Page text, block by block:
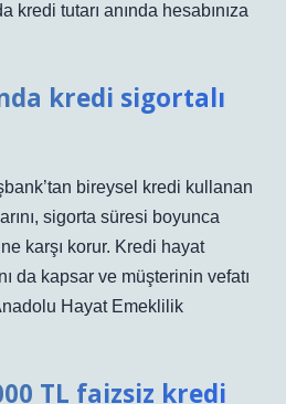
kredi tutarı anında hesabınıza
kredi sigortalı
bireysel kredi kullanan
sigorta süresi boyunca
karşı korur. Kredi hayat
da kapsar ve müşterinin vefatı
Hayat Emeklilik
TL faizsiz kredi